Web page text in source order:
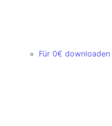
Für 0€ downloaden